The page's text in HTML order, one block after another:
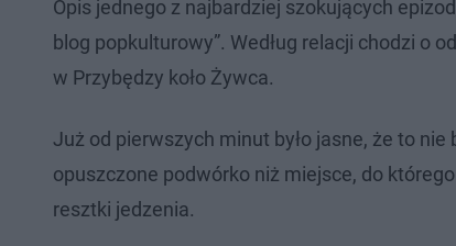
Opis jednego z najbardziej szokujących
blog popkulturowy”. Według relacji chodzi o
w Przybędzy koło Żywca.
Już od pierwszych minut było jasne, że to
opuszczone podwórko niż miejsce, do
resztki jedzenia.